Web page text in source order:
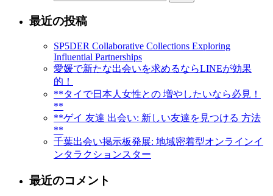
最近の投稿
SP5DER Collaborative Collections Exploring
Influential Partnerships
愛媛で新たな出会いを求めるならLINEが効果
的！
**タイで日本人女性との 増やしたいなら必見！
**
**ゲイ 友達 出会い: 新しい友達を見つける 方法
**
千葉出会い掲示板発展: 地域密着型オンラインイ
ンタラクションスター
最近のコメント